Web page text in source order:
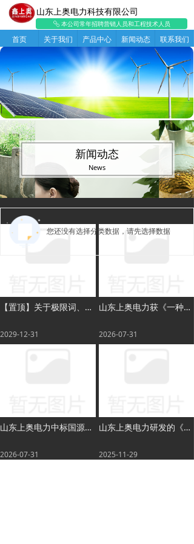
首页 关于我们 产品中心 新闻动态 联系我们
山东上奥电力科技有限公司
ꁓ 本公司常年招聘营销人员和工程技术人员
您还没有选择分类数据，请先选择数据
【置顶】关于极限词、绝对性用词与功能性用词等广告法禁用词失效及免责声明
2029-12-31
山东上奥电力获《一种水冷壁热流密度场及污染监测装置》实用新型专利授权
2026-07-31
山东上奥电力中标国源电力哈密煤电公司花园电厂2号锅炉项目
2026-07-31
山东上奥电力研发的《一种基于电控除焦系统的煤粉锅炉火检与测温装置及方法》已申请实用新型专利
2025-11-29
新闻动态
News